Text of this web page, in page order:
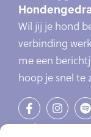
Wil jij je hond
verbinding
me een
hoop je snel te
Links